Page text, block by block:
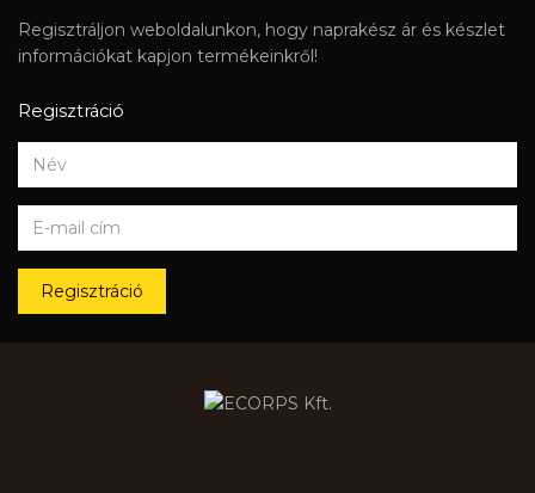
Regisztráljon weboldalunkon, hogy naprakész ár és készlet
információkat kapjon termékeinkről!
Regisztráció
Regisztráció